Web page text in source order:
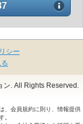
シー
. All Rights Reserved.
、会員規約に則り、情報提供
。